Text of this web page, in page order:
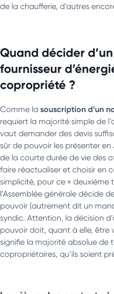
de la chaufferie, d’autres
Quand décider
fournisseur
copropriété ?
Comme la souscription d’un
requiert la majorité simple de
vaut demander des devis
sûr de pouvoir les présenter
de la courte durée de vie des
faire réactualiser et choisir en
simplicité, pour ce « deuxième
l’Assemblée générale décide
pouvoir (autrement dit un
syndic. Attention, la décision
pouvoir doit, quant à elle,
signifie la majorité absolue de
copropriétaires, qu’ils soient